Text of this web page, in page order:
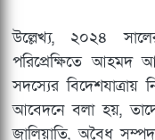
উল্লেখ্য, ২০২৪
পরিপ্রেক্ষিতে আহমদ
সদস্যের
আবেদনে বলা হয়,
জালিয়াতি, অবৈধ